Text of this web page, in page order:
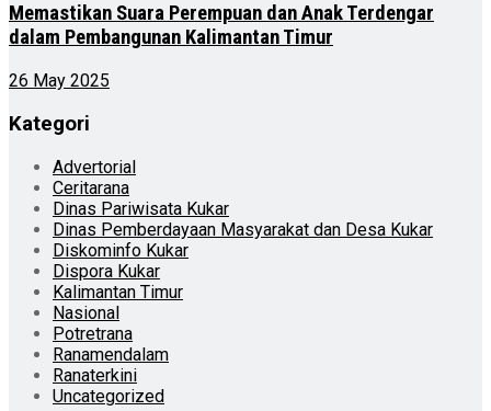
Memastikan Suara Perempuan dan Anak Terdengar
dalam Pembangunan Kalimantan Timur
26 May 2025
Kategori
Advertorial
Ceritarana
Dinas Pariwisata Kukar
Dinas Pemberdayaan Masyarakat dan Desa Kukar
Diskominfo Kukar
Dispora Kukar
Kalimantan Timur
Nasional
Potretrana
Ranamendalam
Ranaterkini
Uncategorized